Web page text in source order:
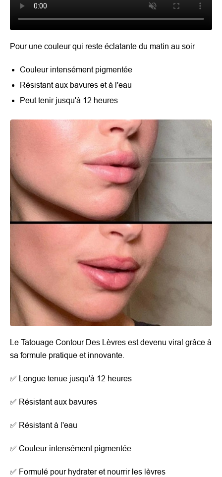
Pour une couleur qui reste éclatante du matin au soir
Couleur intensément pigmentée
Résistant aux bavures et à l'eau
Peut tenir jusqu'à 12 heures
Le Tatouage Contour Des Lèvres est devenu viral grâce à
sa formule pratique et innovante.
✅ Longue tenue jusqu'à 12 heures
✅ Résistant aux bavures
✅ Résistant à l'eau
✅ Couleur intensément pigmentée
✅ Formulé pour hydrater et nourrir les lèvres